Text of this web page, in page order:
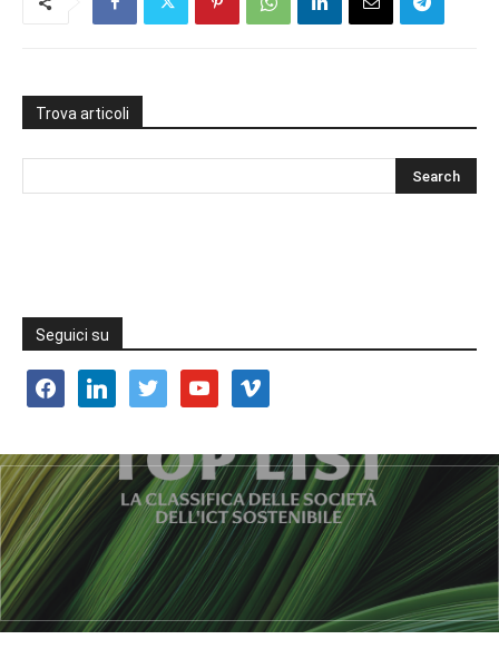
Trova articoli
Seguici su
facebooklinkedin twitter youtube vimeo